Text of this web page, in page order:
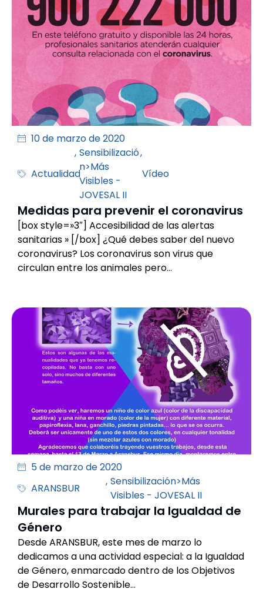
10 de marzo de 2020
Actualidad
, Sensibilizació
n>Más
Visibles -
JOVESAL II
,
Vídeo
Medidas para prevenir el coronavirus
[box style=»3″] Accesibilidad de las alertas
sanitarias » [/box] ¿Qué debes saber del nuevo
coronavirus? Los coronavirus son virus que
circulan entre los animales pero…
5 de marzo de 2020
ARANSBUR
, Sensibilización>Más
Visibles - JOVESAL II
Murales para trabajar la Igualdad de
Género
Desde ARANSBUR, este mes de marzo lo
dedicamos a una actividad especial: a la Igualdad
de Género, enmarcado dentro de los Objetivos
de Desarrollo Sostenible…